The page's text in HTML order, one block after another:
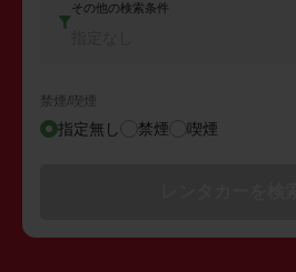
その他の検索条件
禁煙/喫煙
指定無し 禁煙 喫煙